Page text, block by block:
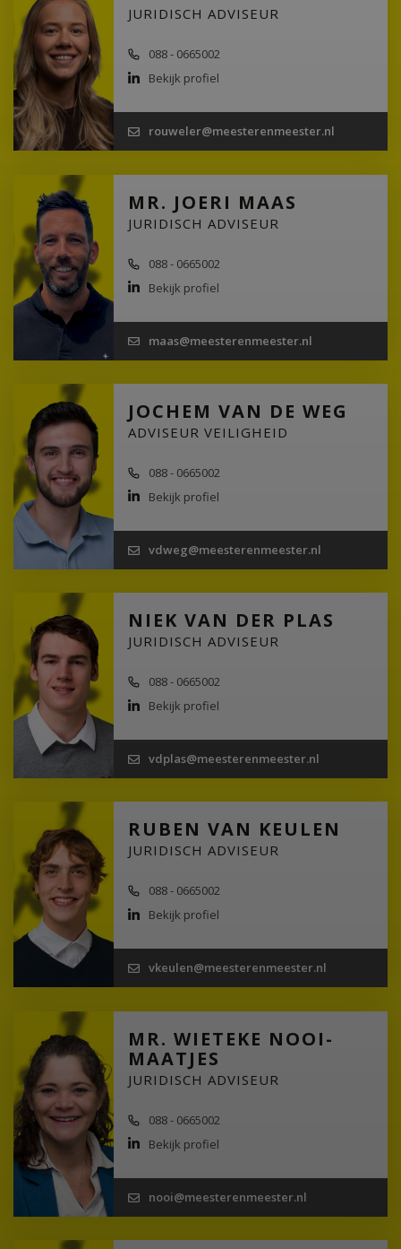
JURIDISCH ADVISEUR
088 - 0665002
Bekijk profiel
rouweler@meesterenmeester.nl
MR. JOERI MAAS
JURIDISCH ADVISEUR
088 - 0665002
Bekijk profiel
maas@meesterenmeester.nl
JOCHEM VAN DE WEG
ADVISEUR VEILIGHEID
088 - 0665002
Bekijk profiel
vdweg@meesterenmeester.nl
NIEK VAN DER PLAS
JURIDISCH ADVISEUR
088 - 0665002
Bekijk profiel
vdplas@meesterenmeester.nl
RUBEN VAN KEULEN
JURIDISCH ADVISEUR
088 - 0665002
Bekijk profiel
vkeulen@meesterenmeester.nl
MR. WIETEKE NOOI-
MAATJES
JURIDISCH ADVISEUR
088 - 0665002
Bekijk profiel
nooi@meesterenmeester.nl